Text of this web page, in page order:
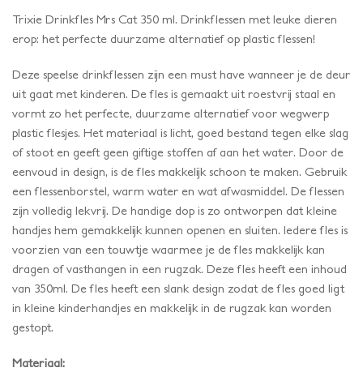
Trixie Drinkfles Mrs Cat 350 ml. Drinkflessen met leuke dieren
erop: het perfecte duurzame alternatief op plastic flessen!
Deze speelse drinkflessen zijn een must have wanneer je de deur
uit gaat met kinderen. De fles is gemaakt uit roestvrij staal en
vormt zo het perfecte, duurzame alternatief voor wegwerp
plastic flesjes. Het materiaal is licht, goed bestand tegen elke slag
of stoot en geeft geen giftige stoffen af aan het water. Door de
eenvoud in design, is de fles makkelijk schoon te maken. Gebruik
een flessenborstel, warm water en wat afwasmiddel. De flessen
zijn volledig lekvrij. De handige dop is zo ontworpen dat kleine
handjes hem gemakkelijk kunnen openen en sluiten. Iedere fles is
voorzien van een touwtje waarmee je de fles makkelijk kan
dragen of vasthangen in een rugzak. Deze fles heeft een inhoud
van 350ml. De fles heeft een slank design zodat de fles goed ligt
in kleine kinderhandjes en makkelijk in de rugzak kan worden
gestopt.
Materiaal: